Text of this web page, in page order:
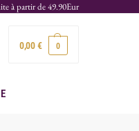
à partir de 49.90Eur
0,00€ 0